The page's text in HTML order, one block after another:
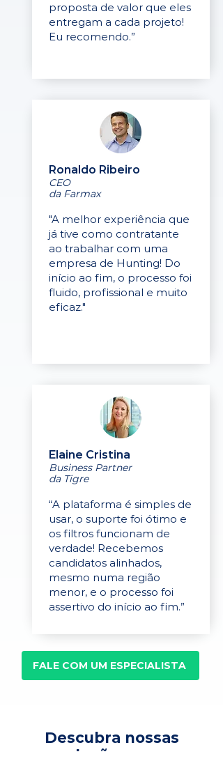
proposta de valor que eles
entregam a cada projeto!
Eu recomendo.”
Ronaldo Ribeiro
CEO
da Farmax
"A melhor experiência que
já tive como contratante
ao trabalhar com uma
empresa de Hunting! Do
início ao fim, o processo foi
fluido, profissional e muito
eficaz."
Elaine Cristina
Business Partner
da Tigre
“A plataforma é simples de
usar, o suporte foi ótimo e
os filtros funcionam de
verdade! Recebemos
candidatos alinhados,
mesmo numa região
menor, e o processo foi
assertivo do início ao fim.”
FALE COM UM ESPECIALISTA
Descubra nossas
soluções para